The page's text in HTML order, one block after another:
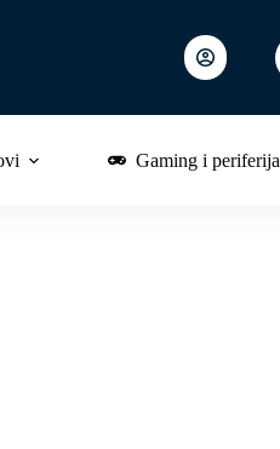
Gaming i periferija